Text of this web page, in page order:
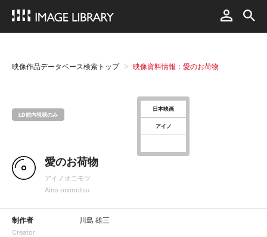
映像作品データベース検索トップ 映像資料情報：愛のお荷物
LD館内視聴のみ
日本映画
アイノ
愛のお荷物
アイノオニモツ
Aino onimotsu
制作者
Creator
川島 雄三